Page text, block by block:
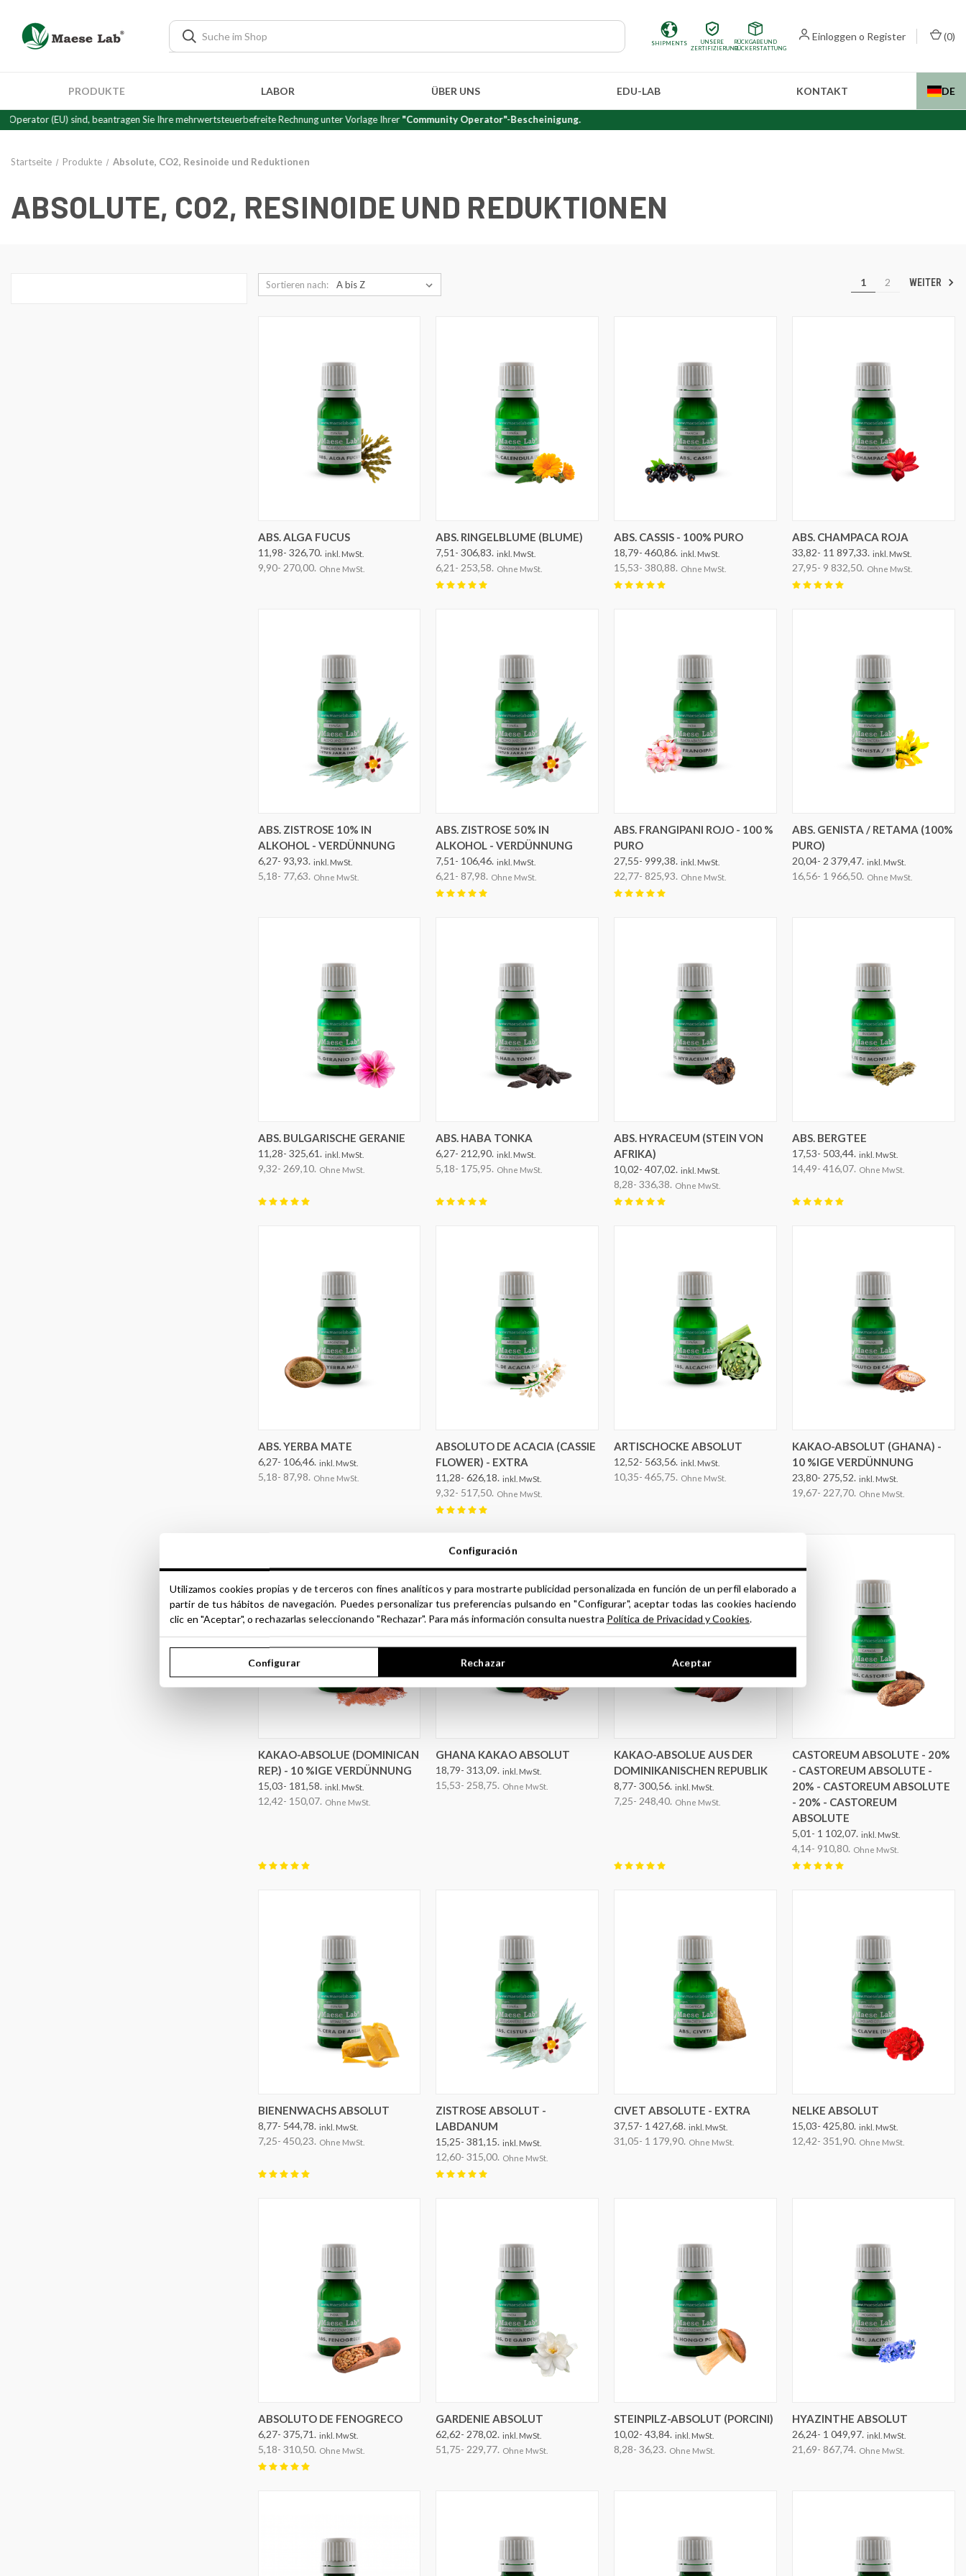
SHIPMENTS
UNSERE
ZERTIFIZIERUNG
RÜCKGABE UND
RÜCKERSTATTUNG
Einloggen o Register (0)
PRODUKTE LABOR ÜBER UNS EDU-LAB KONTAKT DE
beantragen Sie Ihre mehrwertsteuerbefreite Rechnung unter Vorlage Ihrer"Community Operator"-Bescheinigung.
Startseite Produkte Absolute, CO2, Resinoide und Reduktionen
ABSOLUTE, CO2, RESINOIDE UND REDUKTIONEN
Sortieren nach: 1 2 WEITER
OPTIONEN AUSWÄHLEN
ABS. ALGA FUCUS
11,98- 326,70. inkl. MwSt.
9,90- 270,00. Ohne MwSt.
OPTIONEN AUSWÄHLEN
ABS. RINGELBLUME (BLUME)
7,51- 306,83. inkl. MwSt.
6,21- 253,58. Ohne MwSt.
OPTIONEN AUSWÄHLEN
ABS. CASSIS - 100% PURO
18,79- 460,86. inkl. MwSt.
15,53- 380,88. Ohne MwSt.
OPTIONEN AUSWÄHLEN
ABS. CHAMPACA ROJA
33,82- 11 897,33. inkl. MwSt.
27,95- 9 832,50. Ohne MwSt.
OPTIONEN AUSWÄHLEN
ABS. ZISTROSE 10% IN
ALKOHOL - VERDÜNNUNG
6,27- 93,93. inkl. MwSt.
5,18- 77,63. Ohne MwSt.
OPTIONEN AUSWÄHLEN
ABS. ZISTROSE 50% IN
ALKOHOL - VERDÜNNUNG
7,51- 106,46. inkl. MwSt.
6,21- 87,98. Ohne MwSt.
OPTIONEN AUSWÄHLEN
ABS. FRANGIPANI ROJO - 100 %
PURO
27,55- 999,38. inkl. MwSt.
22,77- 825,93. Ohne MwSt.
OPTIONEN AUSWÄHLEN
ABS. GENISTA / RETAMA (100%
PURO)
20,04- 2 379,47. inkl. MwSt.
16,56- 1 966,50. Ohne MwSt.
OPTIONEN AUSWÄHLEN
ABS. BULGARISCHE GERANIE
11,28- 325,61. inkl. MwSt.
9,32- 269,10. Ohne MwSt.
OPTIONEN AUSWÄHLEN
ABS. HABA TONKA
6,27- 212,90. inkl. MwSt.
5,18- 175,95. Ohne MwSt.
OPTIONEN AUSWÄHLEN
ABS. HYRACEUM (STEIN VON
AFRIKA)
10,02- 407,02. inkl. MwSt.
8,28- 336,38. Ohne MwSt.
OPTIONEN AUSWÄHLEN
ABS. BERGTEE
17,53- 503,44. inkl. MwSt.
14,49- 416,07. Ohne MwSt.
OPTIONEN AUSWÄHLEN
ABS. YERBA MATE
6,27- 106,46. inkl. MwSt.
5,18- 87,98. Ohne MwSt.
OPTIONEN AUSWÄHLEN
ABSOLUTO DE ACACIA (CASSIE
FLOWER) - EXTRA
11,28- 626,18. inkl. MwSt.
9,32- 517,50. Ohne MwSt.
OPTIONEN AUSWÄHLEN
ARTISCHOCKE ABSOLUT
12,52- 563,56. inkl. MwSt.
10,35- 465,75. Ohne MwSt.
OPTIONEN AUSWÄHLEN
KAKAO-ABSOLUT (GHANA) -
10 %IGE VERDÜNNUNG
23,80- 275,52. inkl. MwSt.
19,67- 227,70. Ohne MwSt.
OPTIONEN AUSWÄHLEN
KAKAO-ABSOLUE (DOMINICAN
REP.) - 10 %IGE VERDÜNNUNG
15,03- 181,58. inkl. MwSt.
12,42- 150,07. Ohne MwSt.
OPTIONEN AUSWÄHLEN
GHANA KAKAO ABSOLUT
18,79- 313,09. inkl. MwSt.
15,53- 258,75. Ohne MwSt.
OPTIONEN AUSWÄHLEN
KAKAO-ABSOLUE AUS DER
DOMINIKANISCHEN REPUBLIK
8,77- 300,56. inkl. MwSt.
7,25- 248,40. Ohne MwSt.
OPTIONEN AUSWÄHLEN
CASTOREUM ABSOLUTE - 20%
- CASTOREUM ABSOLUTE -
20% - CASTOREUM ABSOLUTE
- 20% - CASTOREUM
ABSOLUTE
5,01- 1 102,07. inkl. MwSt.
4,14- 910,80. Ohne MwSt.
BIENENWACHS ABSOLUT
8,77- 544,78. inkl. MwSt.
7,25- 450,23. Ohne MwSt.
OPTIONEN AUSWÄHLEN
ZISTROSE ABSOLUT -
LABDANUM
15,25- 381,15. inkl. MwSt.
12,60- 315,00. Ohne MwSt.
OPTIONEN AUSWÄHLEN
CIVET ABSOLUTE - EXTRA
37,57- 1 427,68. inkl. MwSt.
31,05- 1 179,90. Ohne MwSt.
OPTIONEN AUSWÄHLEN
NELKE ABSOLUT
15,03- 425,80. inkl. MwSt.
12,42- 351,90. Ohne MwSt.
OPTIONEN AUSWÄHLEN
ABSOLUTO DE FENOGRECO
6,27- 375,71. inkl. MwSt.
5,18- 310,50. Ohne MwSt.
GARDENIE ABSOLUT
62,62- 278,02. inkl. MwSt.
51,75- 229,77. Ohne MwSt.
OPTIONEN AUSWÄHLEN
STEINPILZ-ABSOLUT (PORCINI)
10,02- 43,84. inkl. MwSt.
8,28- 36,23. Ohne MwSt.
HYAZINTHE ABSOLUT
26,24- 1 049,97. inkl. MwSt.
21,69- 867,74. Ohne MwSt.
Configuración
Utilizamos cookies propias y de terceros con fines analíticos y para mostrarte publicidad personalizada en función de un perfil elaborado a
partir de tus hábitos de navegación. Puedes personalizar tus preferencias pulsando en "Configurar", aceptar todas las cookies haciendo
clic en "Aceptar", o rechazarlas seleccionando "Rechazar". Para más información consulta nuestra Política de Privacidad y Cookies.
Configurar Rechazar Aceptar